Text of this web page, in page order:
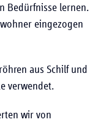
Bedürfnisse lernen.
eingezogen
aus Schilf und
verwendet.
wir von